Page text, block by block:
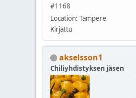
#1168
Location: Tampere
Kirjattu
akselsson1
Chiliyhdistyksen jäsen